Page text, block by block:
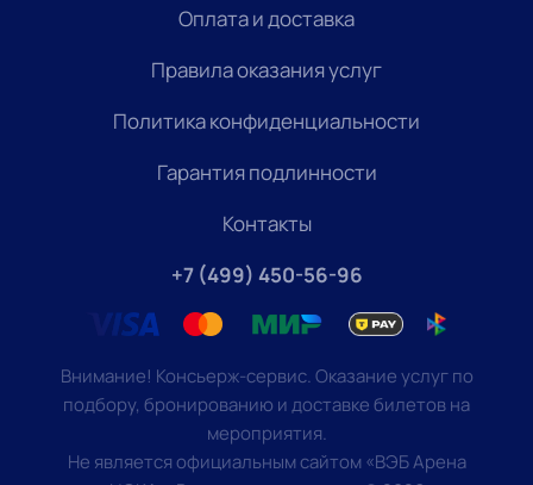
Оплата и доставка
Правила оказания услуг
Политика конфиденциальности
Гарантия подлинности
Контакты
+7 (499) 450-56-96
Внимание! Консьерж-сервис. Оказание услуг по
подбору, бронированию и доставке билетов на
мероприятия.
Не является официальным сайтом «ВЭБ Арена